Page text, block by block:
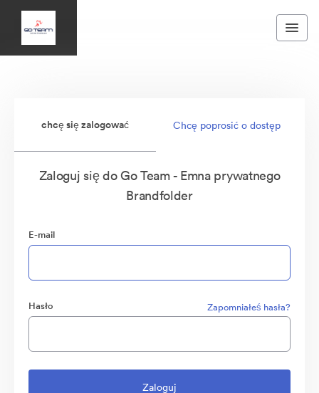
chcę się zalogować Chcę poprosić o dostęp
Zaloguj się do Go Team - Emna prywatnego
Brandfolder
E-mail
Hasło Zapomniałeś hasła?